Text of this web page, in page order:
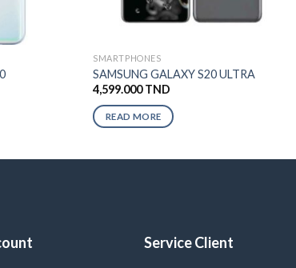
SMARTPHONES
SAMSUNG GALAXY S20 ULTRA
4,599.000TND
READ MORE
Service Client